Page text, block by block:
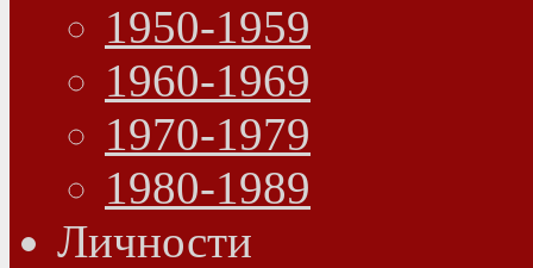
1950-1959
1960-1969
1970-1979
1980-1989
Личности